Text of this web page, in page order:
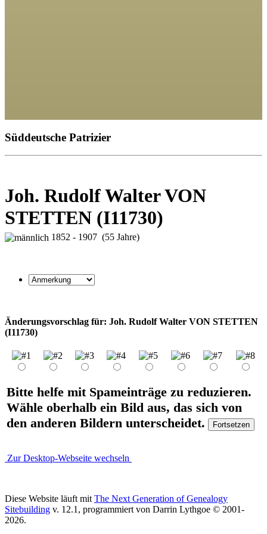
Süddeutsche Patrizier
Joh. Rudolf Walter VON
STETTEN (I11730)
1852 - 1907 (55 Jahre)
Änderungsvorschlag für: Joh. Rudolf Walter VON STETTEN
(I11730)
Bitte helfe mit Spameinträge zu reduzieren.
Wähle oberhalb ein Bild aus, das sich von
den anderen Bildern unterscheidet.
Zur Desktop-Webseite wechseln
Diese Website läuft mit The Next Generation of Genealogy
Sitebuilding v. 12.1, programmiert von Darrin Lythgoe © 2001-
2026.